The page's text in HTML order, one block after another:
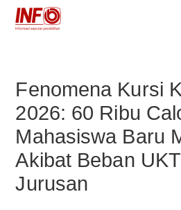
Fenomena Kursi
2026: 60 Ribu
Mahasiswa Baru
Akibat Beban
Jurusan